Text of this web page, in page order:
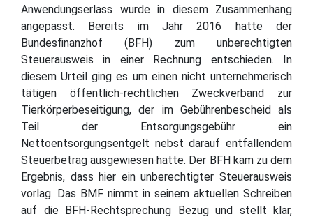
Anwendungserlass wurde in diesem Zusammenhang
angepasst. Bereits im Jahr 2016 hatte der
Bundesfinanzhof (BFH) zum unberechtigten
Steuerausweis in einer Rechnung entschieden. In
diesem Urteil ging es um einen nicht unternehmerisch
tätigen öffentlich-rechtlichen Zweckverband zur
Tierkörperbeseitigung, der im Gebührenbescheid als
Teil der Entsorgungsgebühr ein
Nettoentsorgungsentgelt nebst darauf entfallendem
Steuerbetrag ausgewiesen hatte. Der BFH kam zu dem
Ergebnis, dass hier ein unberechtigter Steuerausweis
vorlag. Das BMF nimmt in seinem aktuellen Schreiben
auf die BFH-Rechtsprechung Bezug und stellt klar,